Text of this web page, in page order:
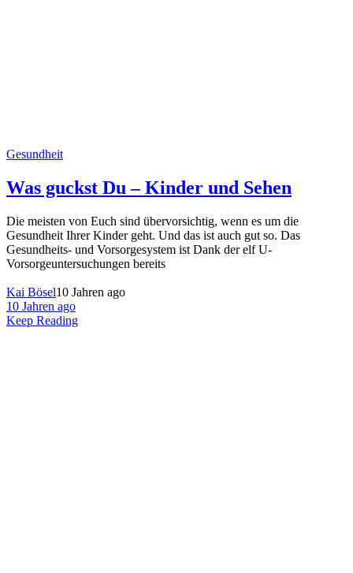
Gesundheit
Was guckst Du – Kinder und Sehen
Die meisten von Euch sind übervorsichtig, wenn es um die
Gesundheit Ihrer Kinder geht. Und das ist auch gut so. Das
Gesundheits- und Vorsorgesystem ist Dank der elf U-
Vorsorgeuntersuchungen bereits
Kai Bösel10 Jahren ago
10 Jahren ago
Keep Reading